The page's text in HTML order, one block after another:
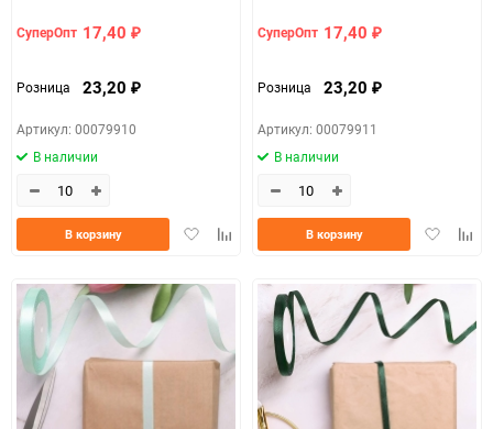
СуперОпт 17,40 ₽
Розница 23,20 ₽
Артикул: 00079910
В наличии
ДобавитьДобавить
В корзину
СуперОпт 17,40 ₽
Розница 23,20 ₽
Артикул: 00079911
В наличии
Добавить
В корзину